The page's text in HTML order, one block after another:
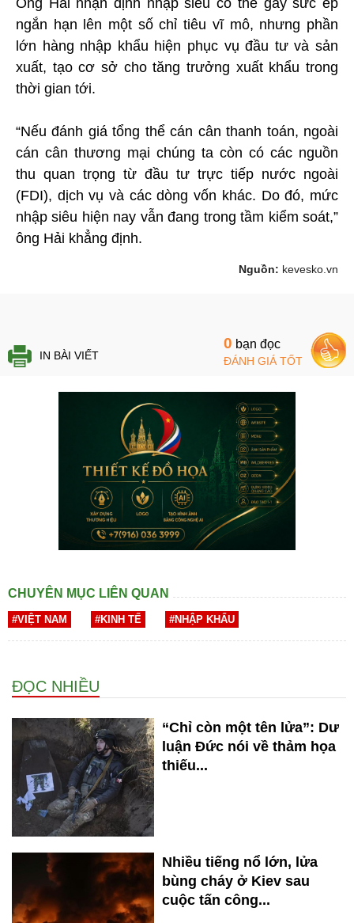
ngắn hạn lên một số chỉ tiêu vĩ mô, nhưng phần
lớn hàng nhập khẩu hiện phục vụ đầu tư và sản
xuất, tạo cơ sở cho tăng trưởng xuất khẩu trong
thời gian tới.
“Nếu đánh giá tổng thể cán cân thanh toán, ngoài
cán cân thương mại chúng ta còn có các nguồn
thu quan trọng từ đầu tư trực tiếp nước ngoài
(FDI), dịch vụ và các dòng vốn khác. Do đó, mức
nhập siêu hiện nay vẫn đang trong tầm kiểm soát,”
ông Hải khẳng định.
Nguồn: kevesko.vn
IN BÀI VIẾT
0 bạn đọc
ĐÁNH GIÁ TỐT
CHUYÊN MỤC LIÊN QUAN
#VIỆT NAM #KINH TẾ #NHẬP KHẨU
ĐỌC NHIỀU
“Chỉ còn một tên lửa”: Dư
luận Đức nói về thảm họa
thiếu...
Nhiều tiếng nổ lớn, lửa
bùng cháy ở Kiev sau
cuộc tấn công...